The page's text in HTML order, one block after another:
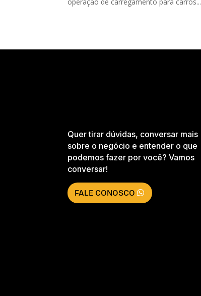
Quer tirar dúvidas, conversar mais
sobre o negócio e entender o que
podemos fazer por você? Vamos
conversar!
FALE CONOSCO